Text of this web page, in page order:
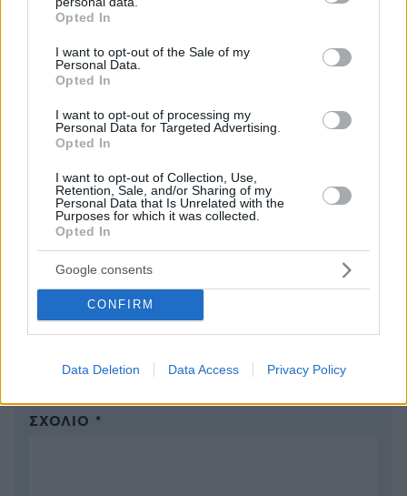
grant or deny consent to Google and its third-party tags to
use your data for below specified purposes in below Google
consent section.
Opted In
I want to opt-out of the Sale of my
Personal Data.
Opted In
I want to opt-out of processing my
Personal Data for Targeted Advertising.
Opted In
I want to opt-out of Collection, Use,
Retention, Sale, and/or Sharing of my
Personal Data that Is Unrelated with the
Purposes for which it was collected.
Opted In
Google consents
CONFIRM
Data Deletion Data Access Privacy Policy
Ωραία ....
23.07.2025, 11:46
ρίξτε του λοιπόν ισόβια και πρόστιμο 1.000.000 για να
μαθαίνουν και οι υπόλοιποι ....
ΑΠΑΝΤΗΣΗ
ΠΡΟΣΘΗΚΗ ΣΧΟΛΙΟΥ
ΌΝΟΜΑ *
EMAIL
ΣΧΌΛΙΟ *